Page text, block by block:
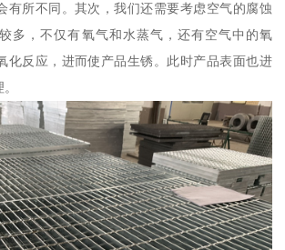
有所不同。其次，我们还需要考虑空气的腐蚀
多，不仅有氧气和水蒸气，还有空气中的氧
化反应，进而使产品生锈。此时产品表面也进